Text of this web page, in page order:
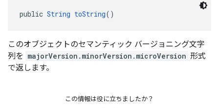
public String toString()
このオブジェクトのセマンティック バージョニング文字
列を majorVersion.minorVersion.microVersion 形式
で返します。
この情報は役に立ちましたか？